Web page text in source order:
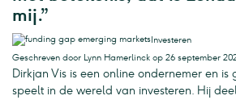
mij.”
Investeren
Geschreven door Lynn Hamerlinck op 26 september
Dirkjan Vis is een online ondernemer en
speelt in de wereld van investeren. Hij